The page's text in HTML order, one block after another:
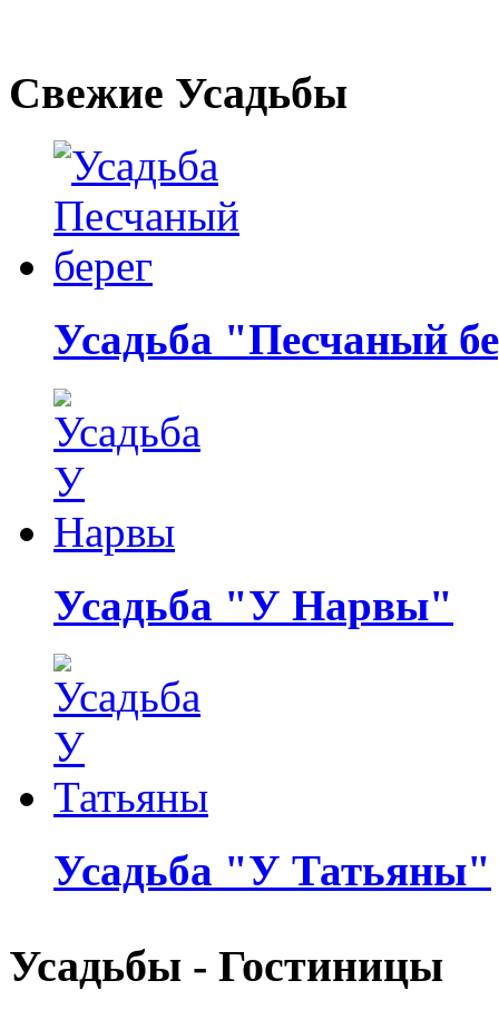
Свежие Усадьбы
Усадьба "Песчаный
Усадьба "У Нарвы"
Усадьба "У Татьяны"
Усадьбы - Гостиницы